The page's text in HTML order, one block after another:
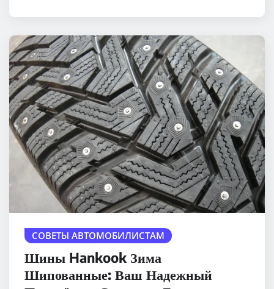
СОВЕТЫ АВТОМОБИЛИСТАМ
Шины Hankook Зима
Шипованные: Ваш Надежный